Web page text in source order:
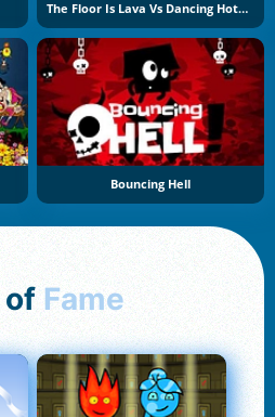
The Floor Is Lava Vs Dancing Hotdog
Bouncing Hell
of Fame